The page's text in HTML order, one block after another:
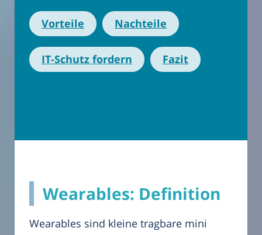
Vorteile Nachteile
IT-Schutz fordern Fazit
Wearables: Definition
Wearables sind kleine tragbare mini